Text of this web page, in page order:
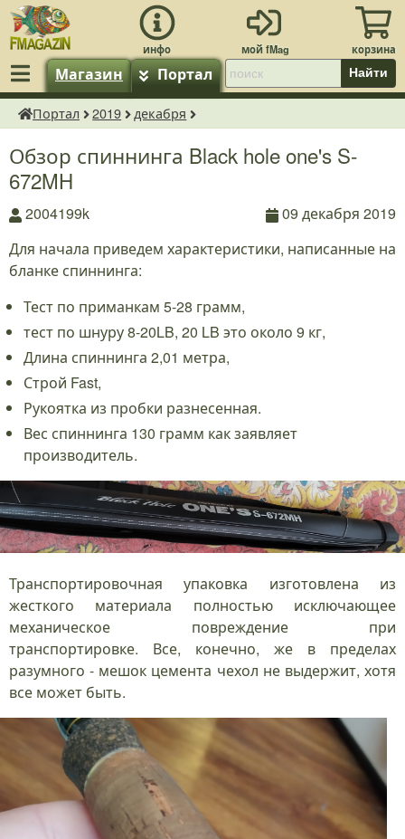
Магазин Портал Найти
fMagazin.ru
Портал 2019 декабря
Обзор спиннинга Black hole one's S-
672MH
2004199k
09 декабря 2019
Для начала приведем характеристики, написанные на
бланке спиннинга:
Тест по приманкам 5-28 грамм,
тест по шнуру 8-20LB, 20 LB это около 9 кг,
Длина спиннинга 2,01 метра,
Строй Fast,
Рукоятка из пробки разнесенная.
Вес спиннинга 130 грамм как заявляет
производитель.
Транспортировочная упаковка изготовлена из
жесткого материала полностью исключающее
механическое повреждение при
транспортировке. Все, конечно, же в пределах
разумного - мешок цемента чехол не выдержит, хотя
все может быть.